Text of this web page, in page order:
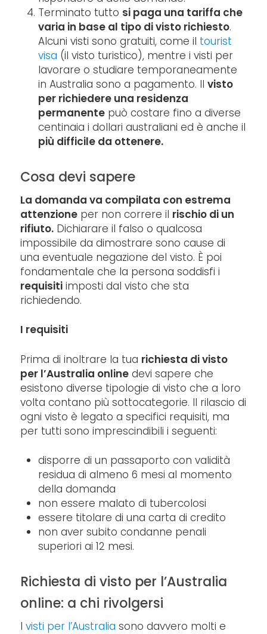
Terminato tutto si paga una tariffa che
varia in base al tipo di visto richiesto.
Alcuni visti sono gratuiti, come il tourist
visa (il visto turistico), mentre i visti per
lavorare o studiare temporaneamente
in Australia sono a pagamento. Ilvisto
per richiedere una residenza
permanente può costare fino a diverse
centinaia i dollari australiani ed è anche il
più difficile da ottenere.
Cosa devi sapere
La domanda va compilata con estrema
attenzione per non correre il rischio di un
rifiuto. Dichiarare il falso o qualcosa
impossibile da dimostrare sono cause di
una eventuale negazione del visto. È poi
fondamentale che la persona soddisfi i
requisiti imposti dal visto che sta
richiedendo.
I requisiti
Prima di inoltrare la tua richiesta di visto
per l’Australia online devi sapere che
esistono diverse tipologie di visto che a loro
volta contano più sottocategorie. Il rilascio di
ogni visto è legato a specifici requisiti, ma
per tutti sono imprescindibili i seguenti:
disporre di un passaporto con validità
residua di almeno 6 mesi al momento
della domanda
non essere malato di tubercolosi
essere titolare di una carta di credito
non aver subito condanne penali
superiori ai 12 mesi.
Richiesta di visto per l’Australia
online: a chi rivolgersi
Ivisti per l’Australia sono davvero molti e